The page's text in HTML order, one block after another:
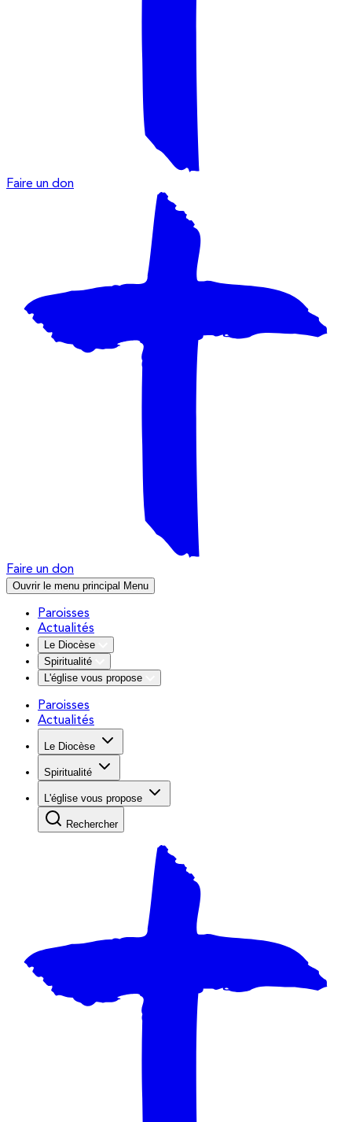
Faire un don
Faire un don
Ouvrir le menu principal Menu
Paroisses
Actualités
Le Diocèse
Spiritualité
L'église vous propose
Paroisses
Actualités
Le Diocèse
Spiritualité
L'église vous propose
Rechercher